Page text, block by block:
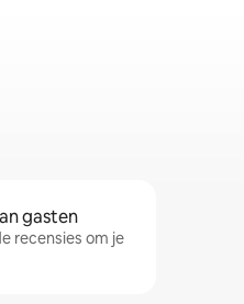
gasten
recensies om je